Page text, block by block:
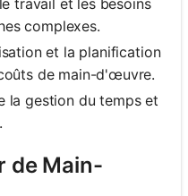
complexes.
et la planification
de main-d'œuvre.
la gestion du temps et
de Main-